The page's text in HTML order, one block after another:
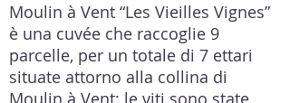
Moulin à Vent “Les Vieilles Vignes”
è una cuvée che raccoglie 9
parcelle, per un totale di 7 ettari
situate attorno alla collina di
Moulin à Vent; le viti sono state